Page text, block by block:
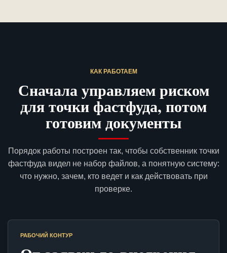
КАК РАБОТАЕМ
Сначала управляем риском
для точки фастфуда, потом
готовим документы
Порядок работы построен так, чтобы собственник точки
фастфуда видел не набор файлов, а понятную систему:
что нужно, зачем, кто ведет и как действовать при
проверке.
РАБОЧИЙ КОНТУР